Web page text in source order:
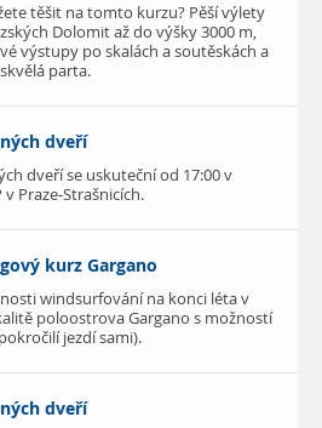
těšit na tomto kurzu? Pěší výlety
Dolomit až do výšky 3000 m,
výstupy po skalách a soutěskách a
parta.
dveří
dveří se uskuteční od 17:00 v
Praze-Strašnicích.
kurz Gargano
windsurfování na konci léta v
poloostrova Gargano s možností
jezdí sami).
dveří